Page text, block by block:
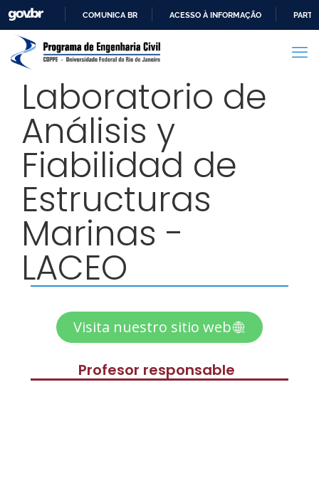
PARA
CONTEÚDO
COMUNICA BR ACESSO À INFORMAÇÃO
Laboratorio de
Análisis y
Fiabilidad de
Estructuras
Marinas -
LACEO
Visita nuestro sitio web
Profesor responsable